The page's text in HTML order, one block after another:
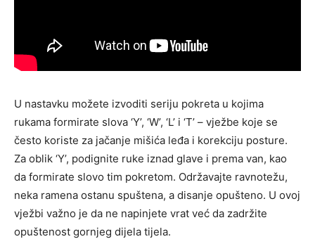
U nastavku možete izvoditi seriju pokreta u kojima
rukama formirate slova ‘Y’, ‘W’, ‘L’ i ‘T’ – vježbe koje se
često koriste za jačanje mišića leđa i korekciju posture.
Za oblik ‘Y’, podignite ruke iznad glave i prema van, kao
da formirate slovo tim pokretom. Održavajte ravnotežu,
neka ramena ostanu spuštena, a disanje opušteno. U ovoj
vježbi važno je da ne napinjete vrat već da zadržite
opuštenost gornjeg dijela tijela.